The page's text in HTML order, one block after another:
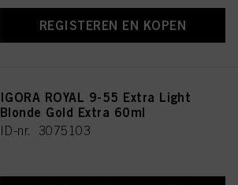
REGISTEREN EN KOPEN
IGORA ROYAL 9-55 Extra Light
Blonde Gold Extra 60ml
ID-nr. 3075103